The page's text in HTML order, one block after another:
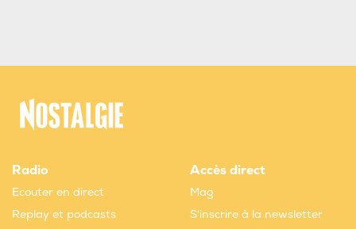
Radio
Ecouter en direct
Replay et podcasts
Accès direct
Mag
S'inscrire à la newsletter